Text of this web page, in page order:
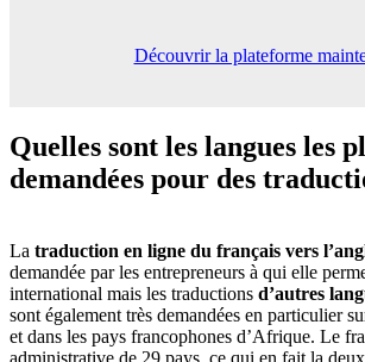
Découvrir la plateforme
Quelles sont les langues les
demandées pour des
La traduction en ligne du français vers
demandée par les entrepreneurs à qui elle
international mais les traductions d’autres
sont également très demandées en particulier
et dans les pays francophones d’Afrique. Le